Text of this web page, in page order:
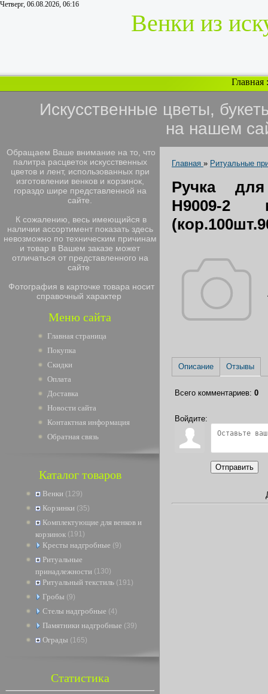
Четверг, 06.08.2026, 06:16
Венки из
Главная
Искусственные цветы,
на нашем
Обращаем Ваше внимание на то, что
палитра расцветок искусственных
цветов и лент, использованных при
изготовлении венков и корзинок,
гораздо шире представленной на
сайте.
К сожалению, весь имеющийся в
наличии ассортимент показать здесь
невозможно по техническим причинам
и товар в Вашем заказе может
отличаться от представленного на
сайте
Фотография в карточке товара носит
справочный характер
Меню сайта
Главная страница
Покупка
Скидки
Оплата
Доставка
Новости сайта
Контактная информация
Обратная связь
Каталог товаров
Венки (129)
Корзинки (35)
Комплектующие для венков и
корзинок (191)
Кресты надгробные (9)
Ритуальные
принадлежности (130)
Ритуальный текстиль (191)
Гробы (9)
Стелы надгробные (4)
Памятники надгробные (39)
Ограды (165)
Статистика
Главная » Ритуальные
Ручка
H9009-2
Описание Отзывы
Всего комментариев: 0
Войдите:
Отправить